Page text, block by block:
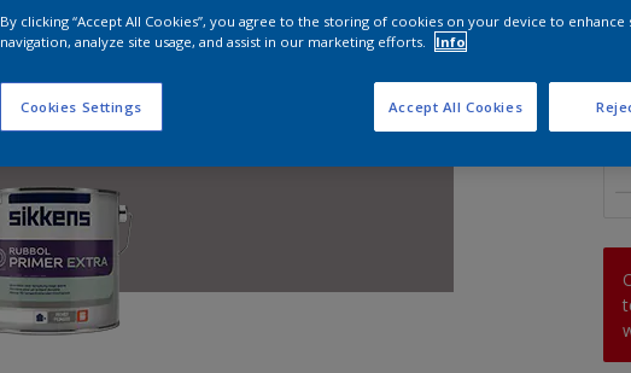
By clicking “Accept All Cookies”, you agree to the storing of cookies on your device to enhance
navigation, analyze site usage, and assist in our marketing efforts.
Info
Cookies Settings Accept All Cookies